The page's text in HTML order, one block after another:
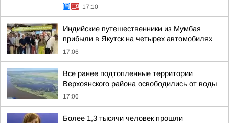
17:10
Индийские путешественники из Мумбая
прибыли в Якутск на четырех автомобилях
17:06
Все ранее подтопленные территории
Верхоянского района освободились от воды
17:06
Более 1,3 тысячи человек прошли